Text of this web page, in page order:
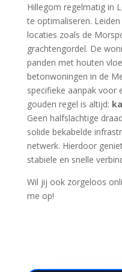
Hillegom regelmatig in
te optimaliseren.
locaties zoals de
grachtengordel. De
panden met houten
betonwoningen in de
specifieke aanpak voor
gouden regel is altijd:
Geen halfslachtige
solide bekabelde
netwerk. Hierdoor
stabiele en snelle
Wil jij ook zorgeloos
me op!